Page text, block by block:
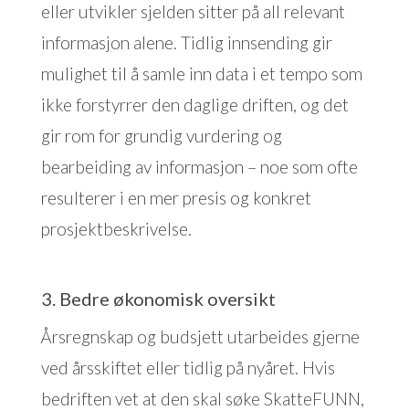
eller utvikler sjelden sitter på all relevant
informasjon alene. Tidlig innsending gir
mulighet til å samle inn data i et tempo som
ikke forstyrrer den daglige driften, og det
gir rom for grundig vurdering og
bearbeiding av informasjon – noe som ofte
resulterer i en mer presis og konkret
prosjektbeskrivelse.
3. Bedre økonomisk oversikt
Årsregnskap og budsjett utarbeides gjerne
ved årsskiftet eller tidlig på nyåret. Hvis
bedriften vet at den skal søke SkatteFUNN,